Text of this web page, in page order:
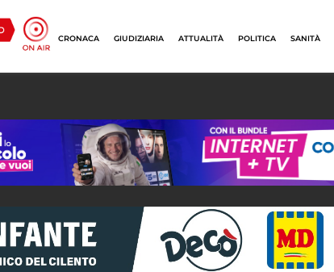
CRONACA GIUDIZIARIA ATTUALITÀ POLITICA SANITÀ